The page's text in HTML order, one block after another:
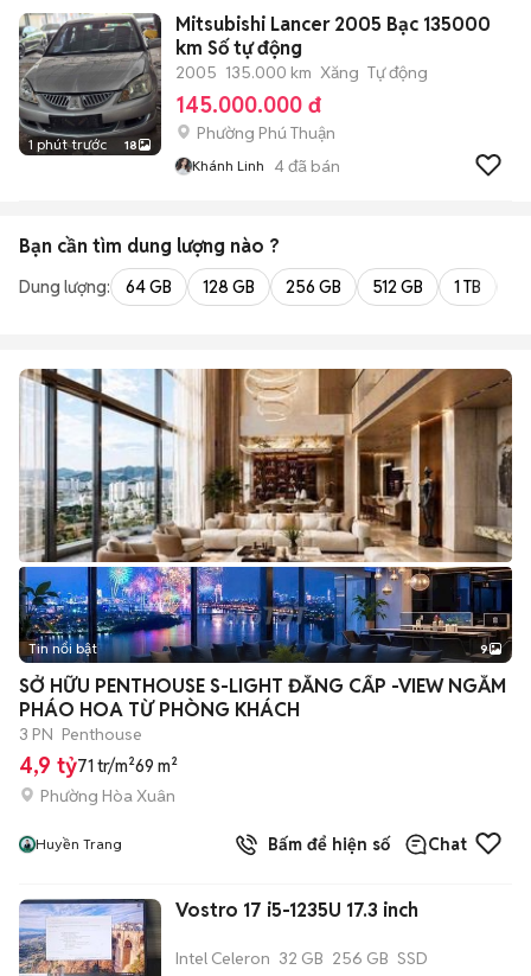
1 phút trước 18
Mitsubishi Lancer 2005 Bạc 135000
km Số tự động
2005 135.000 km Xăng Tự động
145.000.000 đ
Phường Phú Thuận
Khánh Linh 4đã bán
Bạn cần tìm dung lượng nào ?
Dung lượng: 64 GB 128 GB 256 GB 512 GB 1 TB
+2
Tin nổi bật 9
SỞ HỮU PENTHOUSE S-LIGHT ĐẲNG CẤP -VIEW NGẮM
PHÁO HOA TỪ PHÒNG KHÁCH
3 PN Penthouse
4,9 tỷ71 tr/m²69 m²
Phường Hòa Xuân
Huyền Trang Bấm để hiện số Chat
Vostro 17 i5-1235U 17.3 inch
Intel Celeron 32 GB 256 GB SSD